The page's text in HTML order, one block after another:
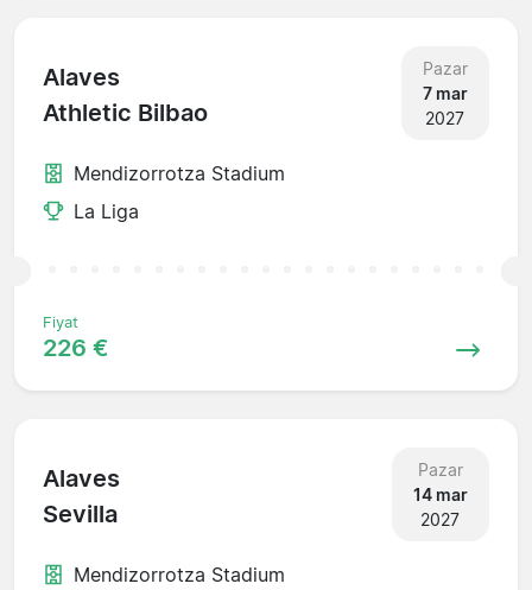
Alaves
Athletic Bilbao
Pazar
7 mar
2027
Mendizorrotza Stadium
La Liga
Fiyat
226 €
Alaves
Sevilla
Pazar
14 mar
2027
Mendizorrotza Stadium